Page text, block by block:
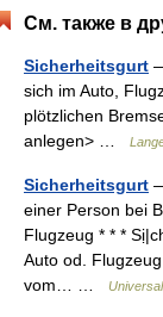
См. также в
Sicherheitsgurt
sich im Auto,
plötzlichen
anlegen> …
Sicherheitsgurt
einer Person bei
Flugzeug * * *
Auto od.
vom… …